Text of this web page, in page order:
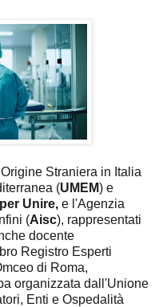
Straniera in Italia
(UMEM) e
Unire, e l'Agenzia
(Aisc), rappresentati
docente
Registro Esperti
di Roma,
organizzata dall'Unione
Enti e Ospedalità